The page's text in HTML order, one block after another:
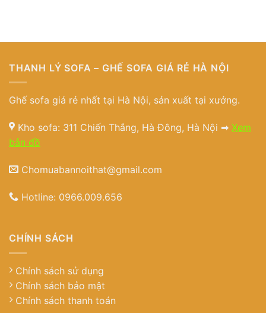
THANH LÝ SOFA – GHẾ SOFA GIÁ RẺ HÀ NỘI
Ghế sofa giá rẻ nhất tại Hà Nội, sản xuất tại xưởng.
Kho sofa: 311 Chiến Thắng, Hà Đông, Hà Nội ➡ Xem
bản đồ
Chomuabannoithat@gmail.com
Hotline: 0966.009.656
CHÍNH SÁCH
Chính sách sử dụng
Chính sách bảo mật
Chính sách thanh toán